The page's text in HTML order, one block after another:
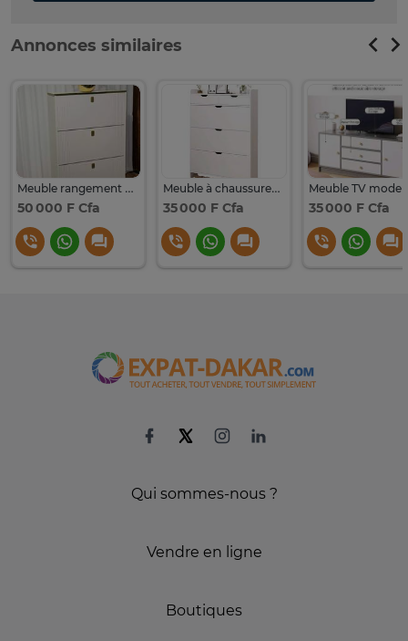
Annonces similaires
Meuble rangement chaussures 3 tiroirs
50 000 F Cfa
Meuble à chaussures blanc 3 niveaux compact avec tiroirs
35 000 F Cfa 35 000 F Cfa
Qui sommes-nous ?
Vendre en ligne
Boutiques